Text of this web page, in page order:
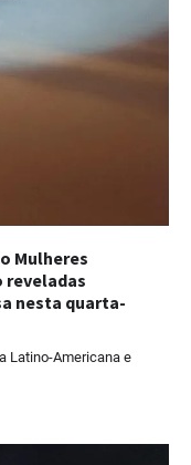
Mulheres
reveladas
nesta quarta-
Latino-Americana e